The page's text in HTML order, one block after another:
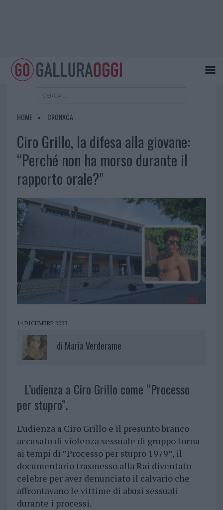
HOME CRONACA
Ciro Grillo, la difesa alla giovane:
“Perché non ha morso durante il
rapporto orale?”
14 DICEMBRE 2023
di Maria Verderame
L’udienza a Ciro Grillo come “Processo
per stupro”.
L’udienza a Ciro Grillo e il presunto branco
accusato di violenza sessuale di gruppo torna
ai tempi di ”Processo per stupro 1979”, il
documentario trasmesso alla Rai diventato
celebre per aver denunciato il calvario che
affrontavano le vittime di abusi sessuali
durante i processi.